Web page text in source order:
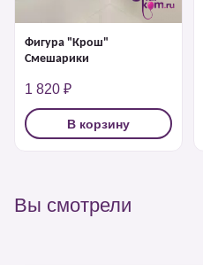
Фигура "Крош"
Смешарики
1 820 ₽
В корзину
Вы смотрели